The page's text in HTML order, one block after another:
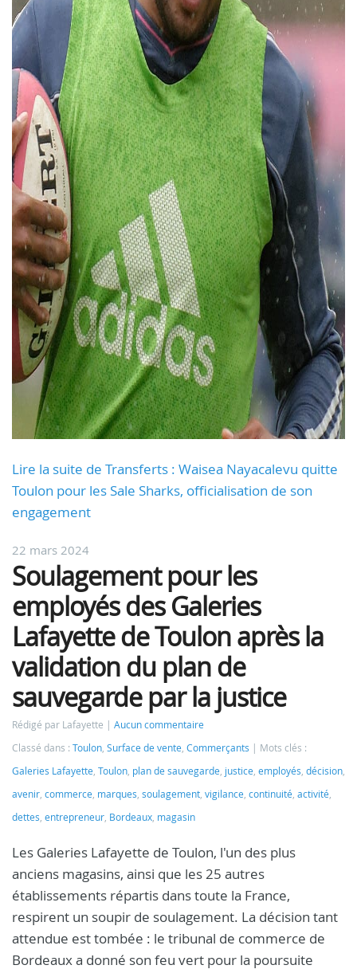
Lire la suite de Transferts : Waisea Nayacalevu quitte
Toulon pour les Sale Sharks, officialisation de son
engagement
22 mars 2024
Soulagement pour les
employés des Galeries
Lafayette de Toulon après la
validation du plan de
sauvegarde par la justice
Rédigé par Lafayette
Aucun commentaire
Classé dans : Toulon, Surface de vente, Commerçants
Mots clés :
Galeries Lafayette, Toulon, plan de sauvegarde, justice, employés, décision,
avenir, commerce, marques, soulagement, vigilance, continuité, activité,
dettes, entrepreneur, Bordeaux, magasin
Les Galeries Lafayette de Toulon, l'un des plus
anciens magasins, ainsi que les 25 autres
établissements répartis dans toute la France,
respirent un soupir de soulagement. La décision tant
attendue est tombée : le tribunal de commerce de
Bordeaux a donné son feu vert pour la poursuite